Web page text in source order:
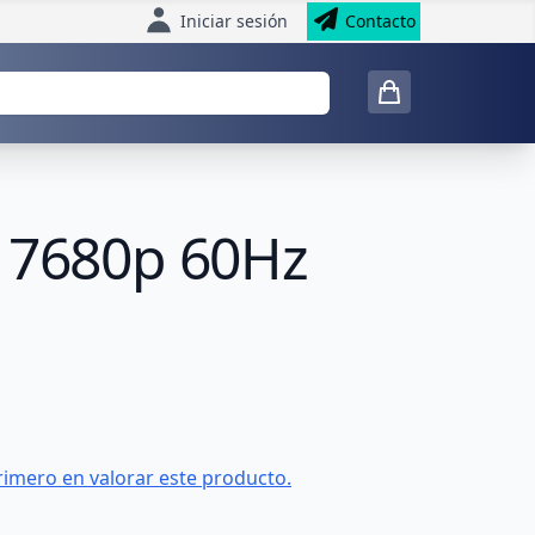
Iniciar sesión Contacto
60Hz
en valorar este producto.